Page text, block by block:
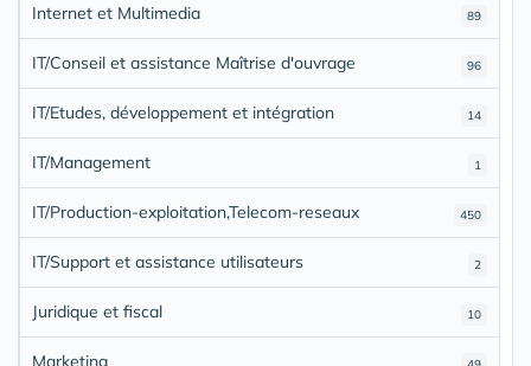
89
Internet et Multimedia
96
IT/Conseil et assistance Maîtrise d'ouvrage
14
IT/Etudes, développement et intégration
1
IT/Management
450
IT/Production-exploitation,Telecom-reseaux
2
IT/Support et assistance utilisateurs
10
Juridique et fiscal
Marketing